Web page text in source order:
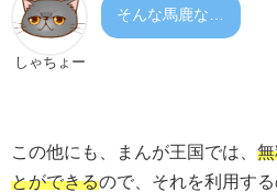
しゃちょー
そんな馬鹿な…
この他にも、まんが王国では、
とができるので、それを利用する